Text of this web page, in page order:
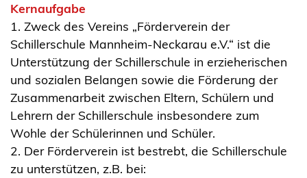
Kernaufgabe
1. Zweck des Vereins „Förderverein der
Schillerschule Mannheim-Neckarau e.V.“ ist die
Unterstützung der Schillerschule in erzieherischen
und sozialen Belangen sowie die Förderung der
Zusammenarbeit zwischen Eltern, Schülern und
Lehrern der Schillerschule insbesondere zum
Wohle der Schülerinnen und Schüler.
2. Der Förderverein ist bestrebt, die Schillerschule
zu unterstützen, z.B. bei: